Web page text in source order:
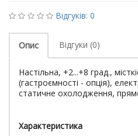
Відгуків: 0
Опис Відгуки (0)
Настільна, +2...+8 град.,
(гастроємності - опція),
статичне охолодження,
Характеристика